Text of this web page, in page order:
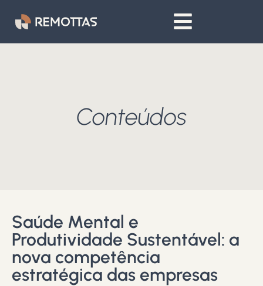
Conteúdos
Saúde Mental e
Produtividade Sustentável: a
nova competência
estratégica das empresas